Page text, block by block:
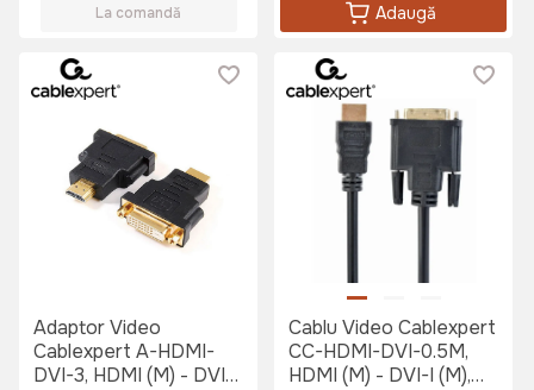
La comandă Adaugă
Adaptor Video
Cablexpert A-HDMI-
DVI-3, HDMI (M) - DVI-
Cablu Video Cablexpert
CC-HDMI-DVI-0.5M,
HDMI (M) - DVI-I (M),